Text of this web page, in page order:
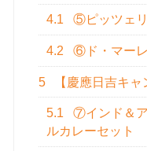
4.1 ⑤ピッツェ
4.2 ⑥ド・マー
5 【慶應日吉キ
5.1
⑦インド＆
ルカレーセット